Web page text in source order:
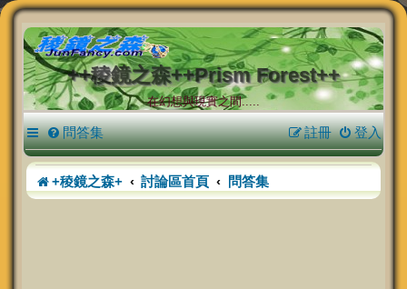
++稜鏡之森++Prism Forest++
在幻想與現實之間.....
問答集 登入
註冊
+稜鏡之森+ 討論區首頁 問答集